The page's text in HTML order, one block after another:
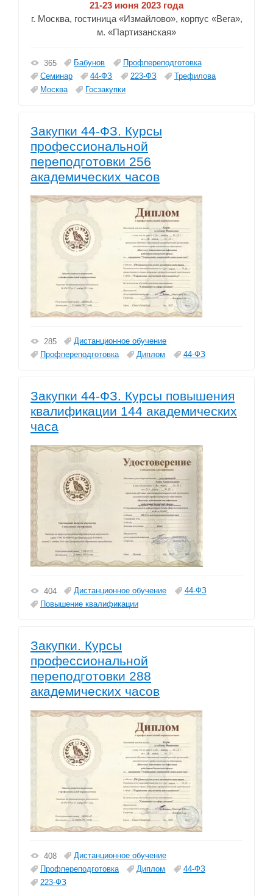
21-23 июня 2023 года
г. Москва, гостиница «Измайлово», корпус «Вега»,
м. «Партизанская»
365 Бабунов
Профпереподготовка
Семинар
44-ФЗ 223-ФЗ
Трефилова
Москва
Госзакупки
Закупки 44-ФЗ. Курсы
профессиональной
переподготовки 256
академических часов
285
Дистанционное обучение
Профпереподготовка
Диплом 44-ФЗ
Закупки 44-ФЗ. Курсы повышения
квалификации 144 академических
часа
404 Дистанционное обучение
44-ФЗ
Повышение квалификации
Закупки. Курсы
профессиональной
переподготовки 288
академических часов
408
Дистанционное обучение
Профпереподготовка
Диплом
44-ФЗ
223-ФЗ